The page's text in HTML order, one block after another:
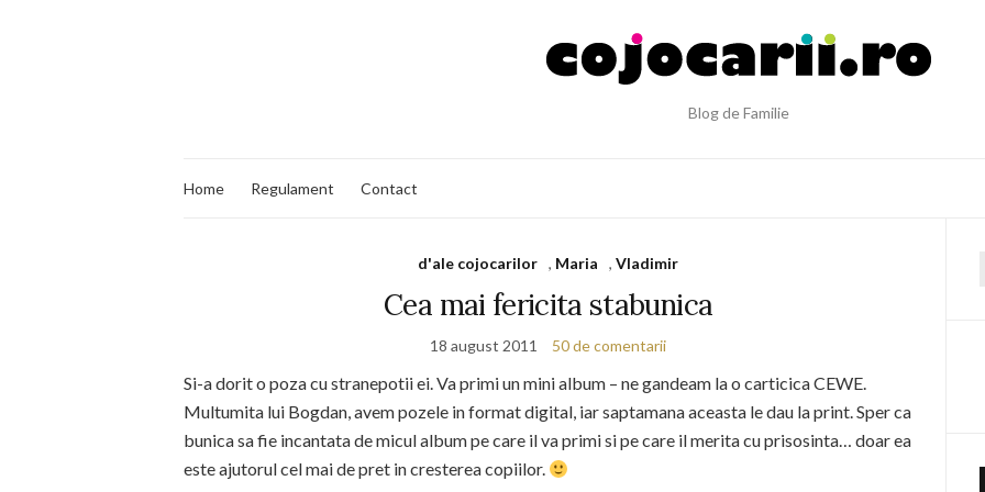
Blog de Familie
Home Regulament Contact
d'ale cojocarilor , Maria ,Vladimir
Cea mai fericita stabunica
18 august 2011 50 de comentarii
Si-a dorit o poza cu stranepotii ei. Va primi un mini album – ne gandeam la o carticica CEWE.
Multumita lui Bogdan, avem pozele in format digital, iar saptamana aceasta le dau la print. Sper ca
bunica sa fie incantata de micul album pe care il va primi si pe care il merita cu prisosinta… doar ea
este ajutorul cel mai de pret in cresterea copiilor.